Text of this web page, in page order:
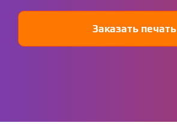
Заказать печать